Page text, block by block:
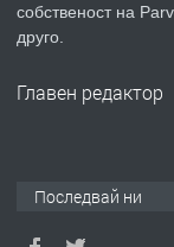
ПРЕДЛАГА
собственост на
друго.
Главен редактор
Последвай ни